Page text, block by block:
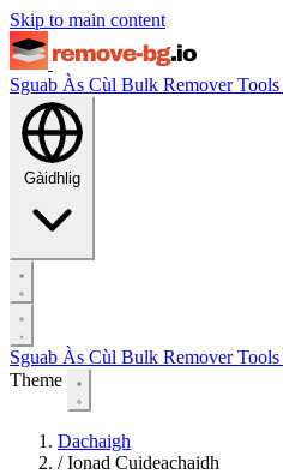
Skip to main content
Sguab Às Cùl Bulk RemoverTools
Gàidhlig
Sguab Às Cùl Bulk RemoverTools
Theme
Dachaigh
/ Ionad Cuideachaidh